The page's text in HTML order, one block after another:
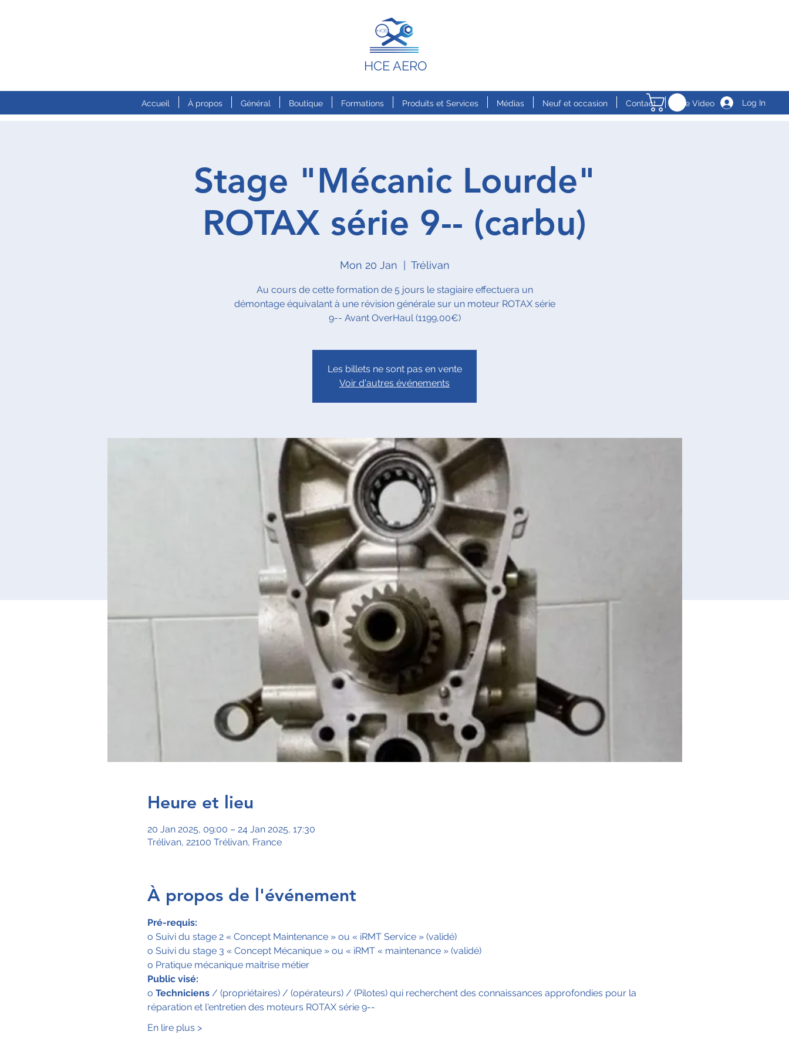
HCE AERO
Accueil À propos Général Boutique Formations Produits et Services Médias Neuf et occasion Contact Live Video Log In
Stage "Mécanic Lourde"
ROTAX série 9-- (carbu)
Mon 20 Jan
  |
Trélivan
Au cours de cette formation de 5 jours le stagiaire effectuera un
démontage équivalant à une révision générale sur un moteur ROTAX série
9-- Avant OverHaul (1199,00€)
Les billets ne sont pas en vente
Voir d'autres événements
Heure et lieu
20 Jan 2025, 09:00 – 24 Jan 2025, 17:30
Trélivan, 22100 Trélivan, France
À propos de l'événement
Pré-requis:
o Suivi du stage 2 « Concept Maintenance » ou « iRMT Service » (validé)
o Suivi du stage 3 « Concept Mécanique » ou « iRMT « maintenance » (validé)
o Pratique mécanique maitrise métier
Public visé:
o Techniciens / (propriétaires) / (opérateurs) / (Pilotes) qui recherchent des connaissances approfondies pour la
réparation et l'entretien des moteurs ROTAX série 9--
En lire plus >